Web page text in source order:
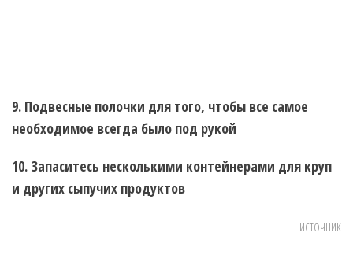
9. Подвесные полочки для того, чтобы все самое
необходимое всегда было под рукой
10. Запаситесь несколькими контейнерами для круп
и других сыпучих продуктов
источник